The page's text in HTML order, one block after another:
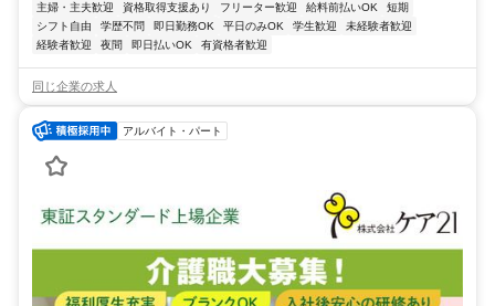
主婦・主夫歓迎
資格取得支援あり フリーター歓迎 給料前払いOK
短期
シフト自由
学歴不問 即日勤務OK 平日のみOK 学生歓迎
未経験者歓迎
経験者歓迎
夜間 即日払いOK 有資格者歓迎
同じ企業の求人
アルバイト・パート